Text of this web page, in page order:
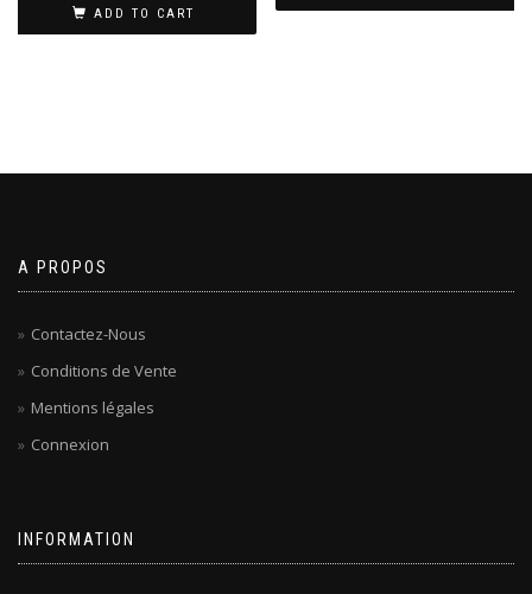
ADD TO CART
A PROPOS
Contactez-Nous
Conditions de Vente
Mentions légales
Connexion
INFORMATION